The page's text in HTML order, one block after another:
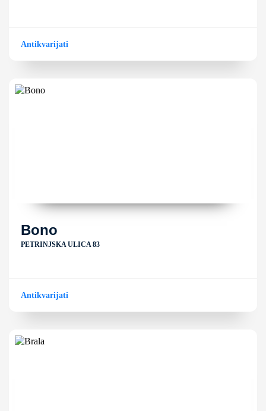
Antikvarijati
Bono
PETRINJSKA ULICA 83
Antikvarijati